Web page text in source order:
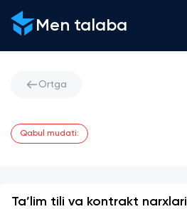
Men talaba
Ortga
Qabul mudati:
Ta’lim tili va kontrakt narxlari